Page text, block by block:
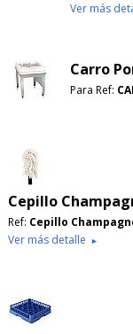
Ver más
Carro
Para Ref:
Cepillo
Ref: Cepillo
Ver más detalle ►